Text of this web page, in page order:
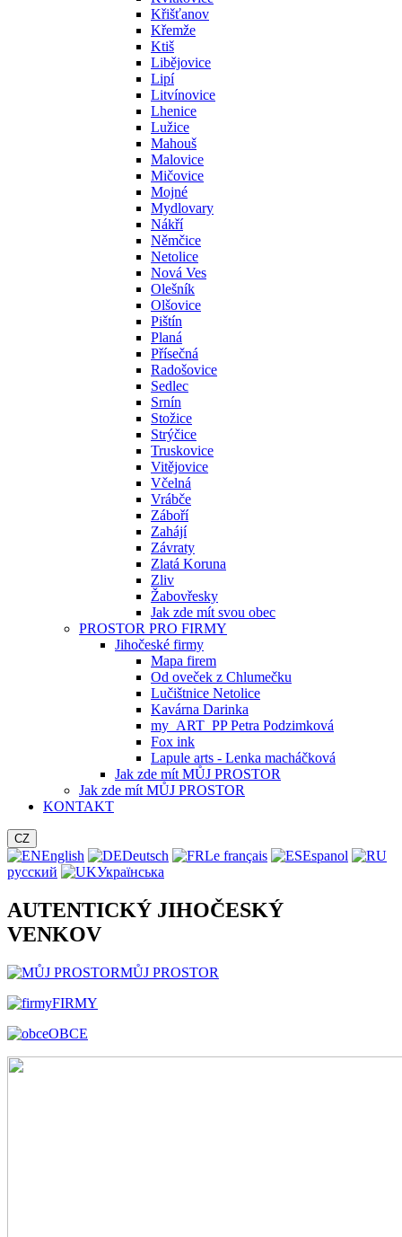
Křišťanov
Křemže
Ktiš
Libějovice
Lipí
Litvínovice
Lhenice
Lužice
Mahouš
Malovice
Mičovice
Mojné
Mydlovary
Nákří
Němčice
Netolice
Nová Ves
Olešník
Olšovice
Pištín
Planá
Přísečná
Radošovice
Sedlec
Srnín
Stožice
Strýčice
Truskovice
Vitějovice
Včelná
Vrábče
Záboří
Zahájí
Závraty
Zlatá Koruna
Zliv
Žabovřesky
Jak zde mít svou obec
PROSTOR PRO FIRMY
Jihočeské firmy
Mapa firem
Od oveček z Chlumečku
Lučištnice Netolice
Kavárna Darinka
my_ART_PP Petra Podzimková
Fox ink
Lapule arts - Lenka macháčková
Jak zde mít MŮJ PROSTOR
Jak zde mít MŮJ PROSTOR
KONTAKT
CZ
English Deutsch Le français
Espanol
русский
Українська
AUTENTICKÝ JIHOČESKÝ
VENKOV
MŮJ PROSTOR
FIRMY
OBCE